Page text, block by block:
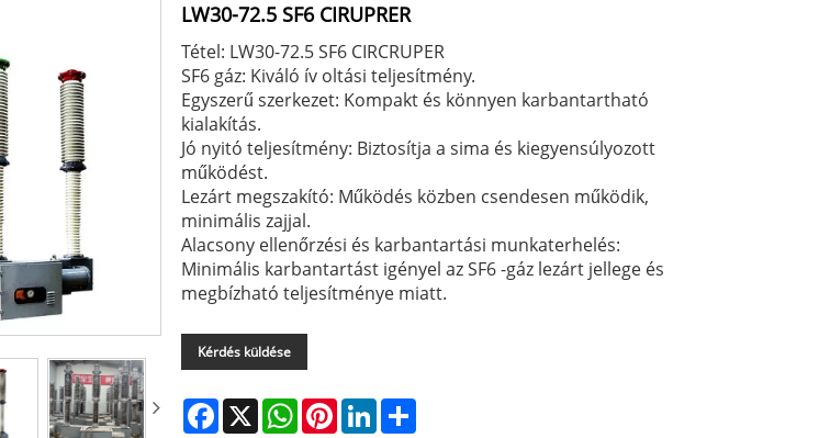
LW30-72.5 SF6 CIRUPRER
Tétel: LW30-72.5 SF6 CIRCRUPER
SF6 gáz: Kiváló ív oltási teljesítmény.
Egyszerű szerkezet: Kompakt és könnyen karbantartható
kialakítás.
Jó nyitó teljesítmény: Biztosítja a sima és kiegyensúlyozott
működést.
Lezárt megszakító: Működés közben csendesen működik,
minimális zajjal.
Alacsony ellenőrzési és karbantartási munkaterhelés:
Minimális karbantartást igényel az SF6 -gáz lezárt jellege és
megbízható teljesítménye miatt.
Kérdés küldése
Facebook
X WhatsAppPinterestLinkedInShare